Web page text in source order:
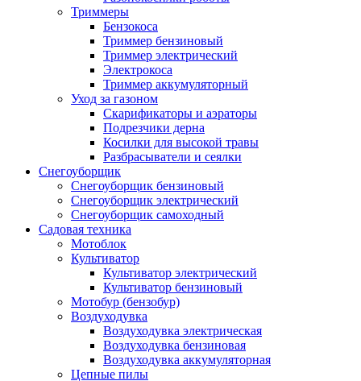
Триммеры
Бензокоса
Триммер бензиновый
Триммер электрический
Электрокоса
Триммер аккумуляторный
Уход за газоном
Скарификаторы и аэраторы
Подрезчики дерна
Косилки для высокой травы
Разбрасыватели и сеялки
Снегоуборщик
Снегоуборщик бензиновый
Снегоуборщик электрический
Снегоуборщик самоходный
Садовая техника
Мотоблок
Культиватор
Культиватор электрический
Культиватор бензиновый
Мотобур (бензобур)
Воздуходувка
Воздуходувка электрическая
Воздуходувка бензиновая
Воздуходувка аккумуляторная
Цепные пилы